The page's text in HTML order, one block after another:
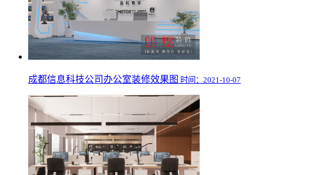
成都信息科技公司办公室装修效果图 时间：2021-10-07